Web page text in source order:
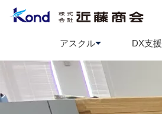
アスクル
アスクル
DX支援